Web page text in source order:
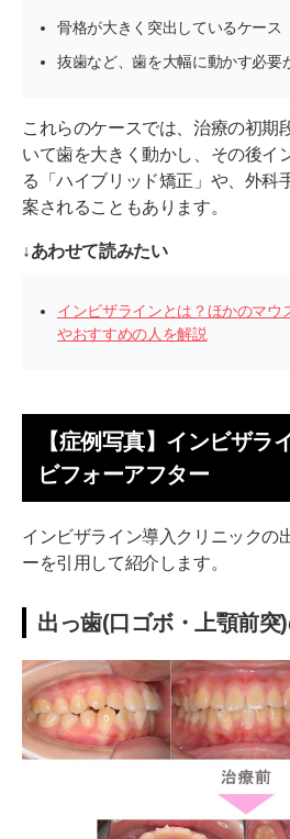
骨格が大きく突出しているケース
抜歯など、歯を大幅に動かす必要
これらのケースでは、治療の初期
いて歯を大きく動かし、その後イ
る「ハイブリッド矯正」や、外科
案されることもあります。
↓あわせて読みたい
インビザラインとは？ほかのマウ
やおすすめの人を解説
【症例写真】インビザラ
ビフォーアフター
インビザライン導入クリニックの
ーを引用して紹介します。
出っ歯(口ゴボ・上顎前突